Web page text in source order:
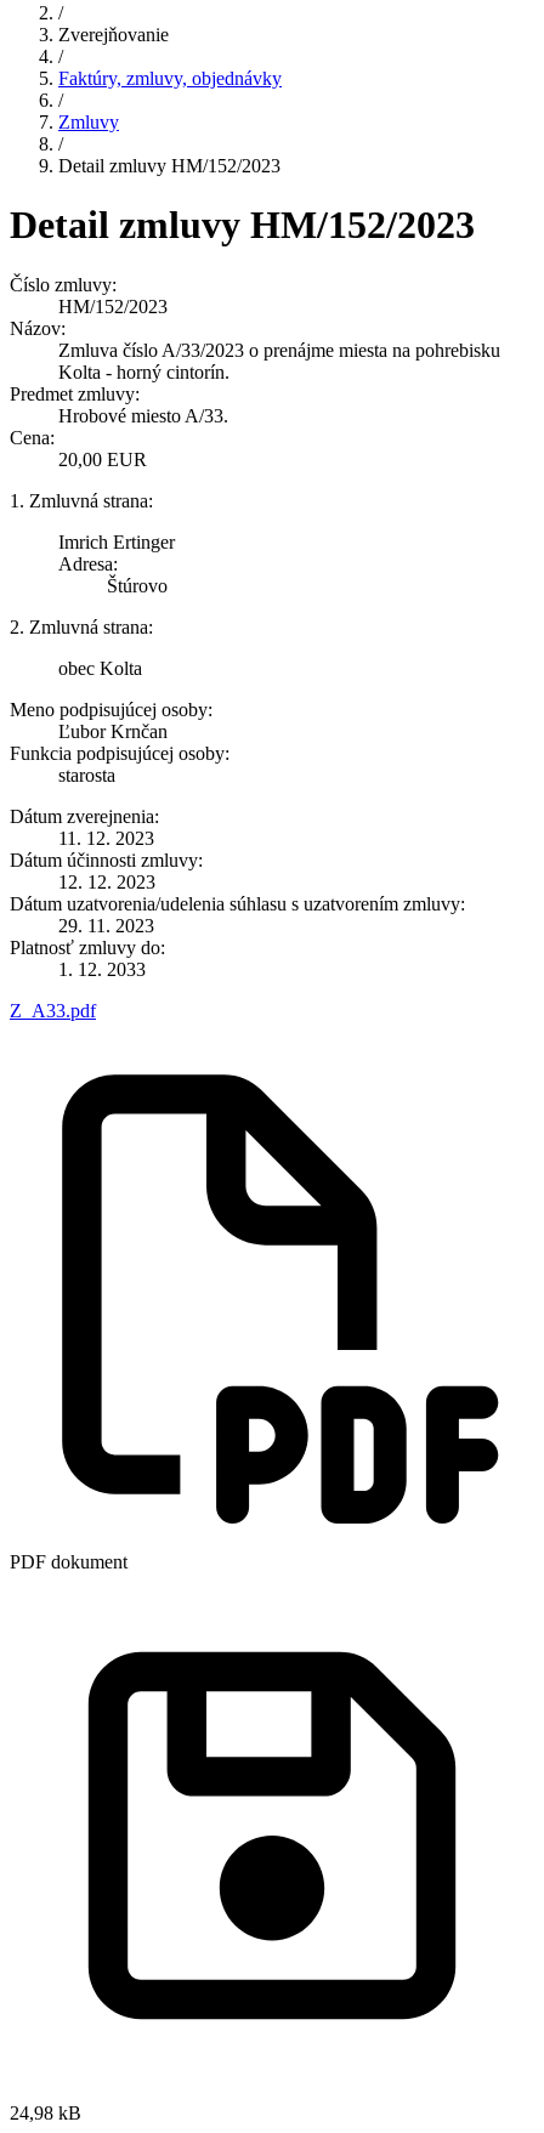
/
Zverejňovanie
/
Faktúry, zmluvy, objednávky
/
Zmluvy
/
Detail zmluvy HM/152/2023
Detail zmluvy HM/152/2023
Číslo zmluvy:
HM/152/2023
Názov:
Zmluva číslo A/33/2023 o prenájme miesta na pohrebisku
Kolta - horný cintorín.
Predmet zmluvy:
Hrobové miesto A/33.
Cena:
20,00 EUR
1. Zmluvná strana:
Imrich Ertinger
Adresa:
Štúrovo
2. Zmluvná strana:
obec Kolta
Meno podpisujúcej osoby:
Ľubor Krnčan
Funkcia podpisujúcej osoby:
starosta
Dátum zverejnenia:
11. 12. 2023
Dátum účinnosti zmluvy:
12. 12. 2023
Dátum uzatvorenia/udelenia súhlasu s uzatvorením zmluvy:
29. 11. 2023
Platnosť zmluvy do:
1. 12. 2033
Z_A33.pdf
PDF dokument
24,98 kB